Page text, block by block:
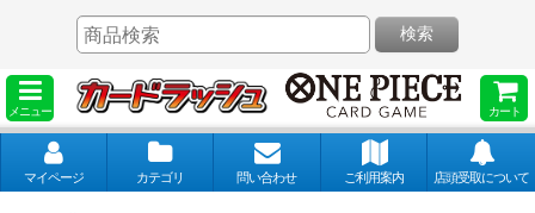
メニュー カート
検索
マイページ カテゴリ 問い合わせ ご利用案内 店頭受取について